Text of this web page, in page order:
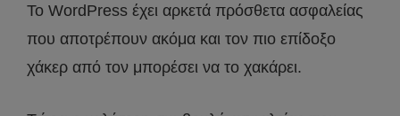
Το WordPress έχει αρκετά πρόσθετα ασφαλείας
που αποτρέπουν ακόμα και τον πιο επίδοξο
χάκερ από τον μπορέσει να το χακάρει.